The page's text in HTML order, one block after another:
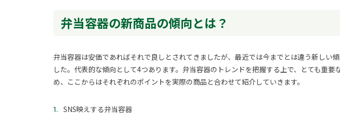
弁当容器の新商品の傾向とは？
弁当容器は安価であればそれで良しとされてきましたが、最近では今までとは違う新しい
した。代表的な傾向として4つあります。弁当容器のトレンドを把握する上で、とても重要
め、ここからはそれぞれのポイントを実際の商品と合わせて紹介していきます。
SNS映えする弁当容器